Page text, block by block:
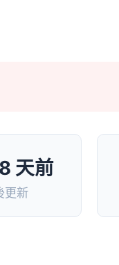
天前
更新